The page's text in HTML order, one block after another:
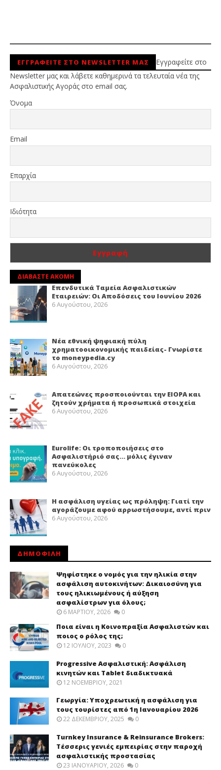
ΕΓΓΡΑΦΕΙΤΕ ΣΤΟ NEWSLETTER ΜΑΣ
Εγγραφείτε στο
Newsletter μας και λάβετε καθημερινά τα τελευταία νέα της
Ασφαλιστικής Αγοράς στο email σας.
Όνομα
Email
Επαρχία
Ιδιότητα
ΔΙΑΒΑΣΤΕ ΑΚΟΜΗ
Επενδυτικά Ταμεία Ασφαλιστικών
Εταιρειών: Οι Αποδόσεις του Ιουνίου 2026
6 Αυγούστου, 2026
Νέα εθνική ψηφιακή πύλη
χρηματοοικονομικής παιδείας- Γνωρίστε
το moneypedia.cy
6 Αυγούστου, 2026
Απατεώνες προσποιούνται την EIOPA και
ζητούν χρήματα ή προσωπικά στοιχεία
6 Αυγούστου, 2026
Eurolife: Οι τροποποιήσεις στο
Ασφαλιστήριό σας… μόλις έγιναν
πανεύκολες
6 Αυγούστου, 2026
Η ασφάλιση υγείας ως πρόληψη: Γιατί την
αγοράζουμε αφού αρρωστήσουμε, αντί πριν
6 Αυγούστου, 2026
ΔΗΜΟΦΙΛΗ
Ψηφίστηκε ο νομός για την ηλικία στην
ασφάλιση αυτοκινήτων: Δικαιοσύνη για
τους ηλικιωμένους ή αύξηση
ασφαλίστρων για όλους;
6 ΜΑΡΤΊΟΥ, 2026 0
Ποια είναι η Κοινοπραξία Ασφαλιστών και
ποιος ο ρόλος της;
12 ΙΟΥΛΊΟΥ, 2023 0
Progressive Ασφαλιστική: Ασφάλιση
κινητών και Tablet διαδικτυακά
12 ΝΟΕΜΒΡΊΟΥ, 2021
Γεωργία: Υποχρεωτική η ασφάλιση για
τους τουρίστες από 1η Ιανουαρίου 2026
22 ΔΕΚΕΜΒΡΊΟΥ, 2025 0
Turnkey Insurance & Reinsurance Brokers:
Τέσσερις γενιές εμπειρίας στην παροχή
ασφαλιστικής προστασίας
23 ΙΑΝΟΥΑΡΊΟΥ, 2026 0